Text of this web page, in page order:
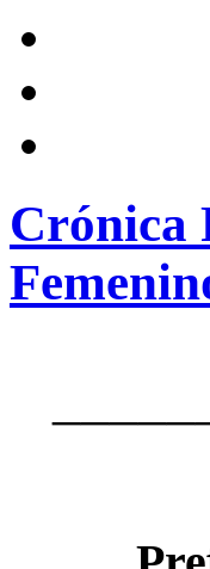
Crónica